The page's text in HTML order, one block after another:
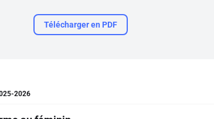
Télécharger en PDF
2026